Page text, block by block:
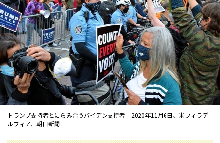
トランプ支持者とにらみ合うバイデン支持者＝2020年11月6日、米フィラデ
ルフィア、朝日新聞